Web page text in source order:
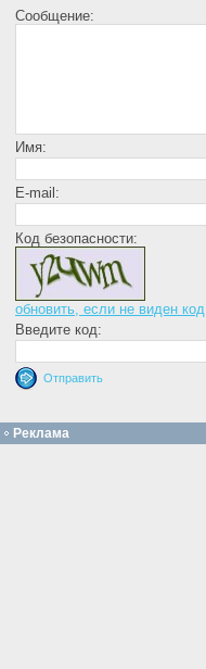
Сообщение:
Имя:
E-mail:
Код безопасности:
обновить, если не виден код
Введите код:
Реклама